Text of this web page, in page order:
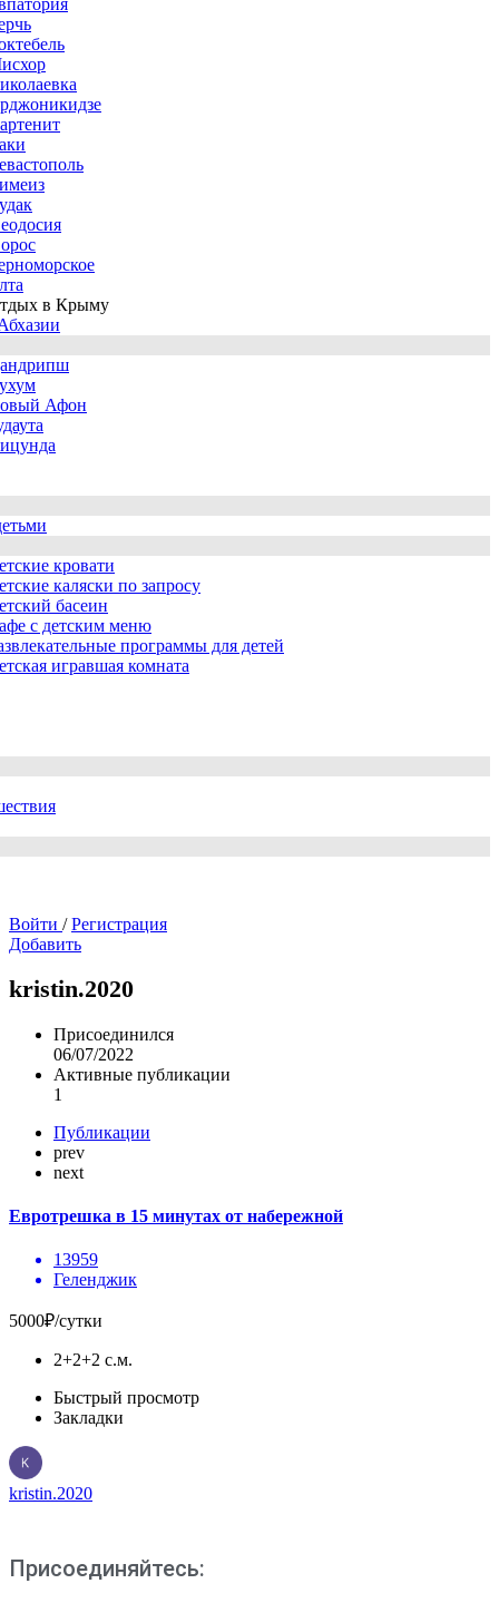
в Крыму
Афон
кровати
каляски по запросу
басеин
с детским меню
программы для детей
игравшая комната
Войти / Регистрация
Добавить
kristin.2020
Присоединился
06/07/2022
Активные публикации
1
Публикации
prev
next
Евротрешка в 15 минутах от набережной
13959
Геленджик
5000₽/сутки
2+2+2 с.м.
Быстрый просмотр
Закладки
kristin.2020
Присоединяйтесь: